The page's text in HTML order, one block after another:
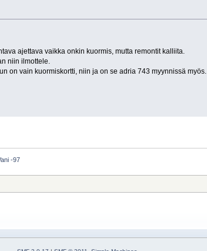
ajettava vaikka onkin kuormis, mutta remontit kalliita.
niin ilmottele.
on vain kuormiskortti, niin ja on se adria 743 myynnissä myös.
-97